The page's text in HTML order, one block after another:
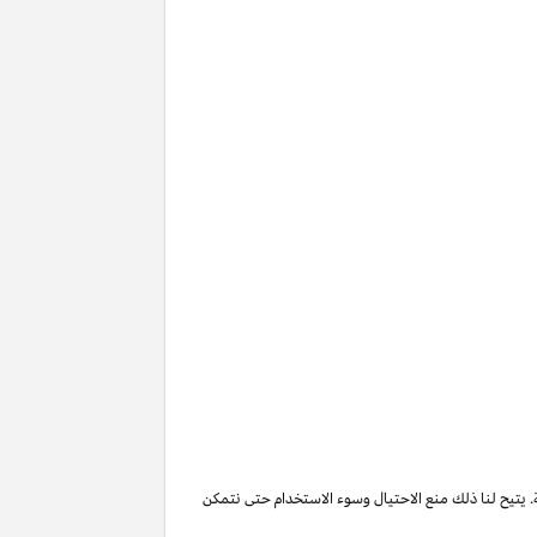
يتيح لنا ذلك منع الاحتيال وسوء الاستخدام حتى نتمكن